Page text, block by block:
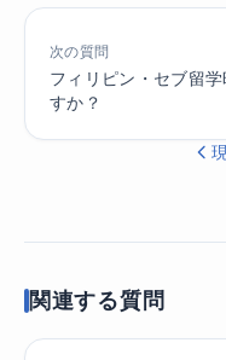
次の質問
フィリピン・セブ留
すか？
関連する質問